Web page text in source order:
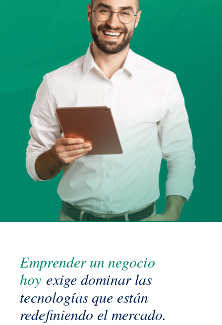
Emprender un negocio
hoy exige dominar las
tecnologías que están
redefiniendo el mercado.